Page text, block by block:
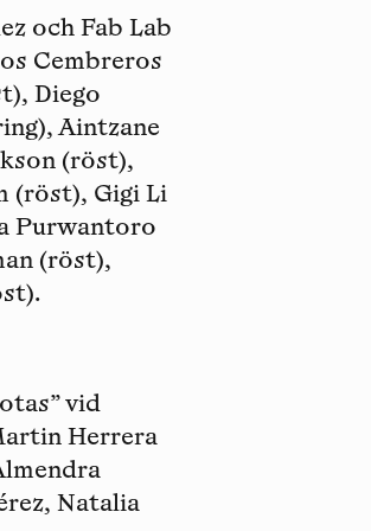
och Fab Lab
Cembreros
Diego
Aintzane
(röst),
(röst), Gigi Li
Purwantoro
(röst),
vid
Herrera
Natalia